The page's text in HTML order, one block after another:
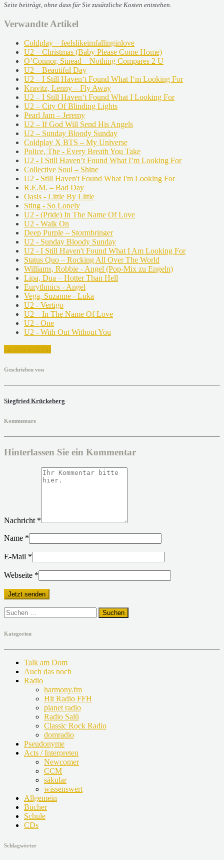
Seite beiträgt, ohne dass für Sie zusätzliche Kosten entstehen.
Verwandte Artikel
Coldplay – feelslikeimfallinginlove
U2 – Christmas (Baby Please Come Home)
O’Connor, Sinead – Nothing Compares 2 U
U2 – Beautiful Day
U2 – I Still Haven‘t Found What I‘m Looking For
Kravitz, Lenny – Fly Away
U2 – I Still Haven‘t Found What I Looking For
U2 – City Of Blinding Lights
Pearl Jam – Jeremy
U2 – If God Will Send His Angels
U2 – Sunday Bloody Sunday
Coldplay X BTS – My Universe
Police, The - Every Breath You Take
U2 - I Still Haven’t Found What I’m Looking For
Collective Soul – Shine
U2 - Still Haven't Found What I'm Looking For
R.E.M. – Bad Day
Oasis - Little By Little
Sting - So Lonely
U2 - (Pride) In The Name Of Love
U2 - Walk On
Deep Purple – Stormbringer
U2 - Sunday Bloody Sunday
U2 - I Still Haven't Found What I Am Looking For
Status Quo – Rocking All Over The World
Williams, Robbie - Angel (Pop-Mix zu Engeln)
Lipa, Dua – Hotter Than Hell
Eurythmics - Angel
Vega, Suzanne - Luka
U2 - Vertigo
U2 – In The Name Of Love
U2 - One
U2 - With Out Without You
Geschrieben von
Siegfried Krückeberg
Kommentare
Hinterlassen Sie ein Kommentar
Nachricht *
Name *
E-Mail *
Webseite *
Suchen
nach:
Kategorien
Talk am Dom
Auch das noch
Radio
harmony.fm
Hit Radio FFH
planet radio
Radio Salü
Classic Rock Radio
domradio
Pseudonyme
Acts / Interpreten
Newcomer
CCM
säkular
wissenswert
Allgemein
Bücher
Schule
CDs
Schlagwörter